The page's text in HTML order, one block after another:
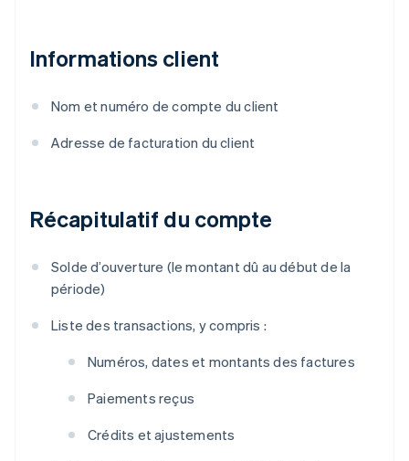
Informations client
Nom et numéro de compte du client
Adresse de facturation du client
Récapitulatif du compte
Solde d’ouverture (le montant dû au début de la
période)
Liste des transactions, y compris :
Numéros, dates et montants des factures
Paiements reçus
Crédits et ajustements